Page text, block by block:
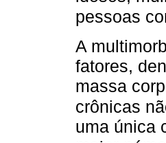
pessoas
A
fatores,
massa
crônicas
uma única